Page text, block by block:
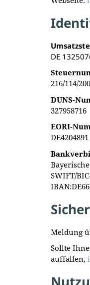
DE
216/114/
DUNS-
327958716
EORI-
DE4204891
SWIFT/
Meldung
Sollte
auffallen,